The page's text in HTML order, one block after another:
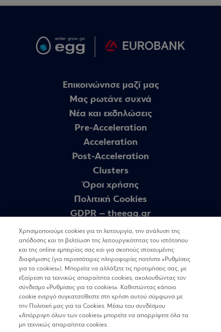
Επικοινώνησε μαζί μας
Μας ρωτάνε συχνά
Nέα και εκδηλώσεις
Pre-Acceleration
Acceleration
Post-Acceleration
Clusters
Όροι χρήσης
Πολιτική Cookies
GDPR – theegg.gr
GDPR – Πρόγραμμα egg
Sitemap
Newsletter
ΕΓΓΡΑΦΗ
Χρησιμοποιούμε cookies για τη λειτουργία, την ανάλυση της
απόδοσης και τη βελτίωση της λειτουργικότητας του ιστότοπου
και της online εμπειρίας σας και για σκοπούς στοχευμένης
διαφήμισης (για περισσότερες πληροφορίες πατήστε «Ρυθμίσεις
για τα cookies»). Μπορείτε να αλλάξετε τις προτιμήσεις σας, με
εξαίρεση τα τεχνικώς απαραίτητα cookies, ακολουθώντας τον
σύνδεσμο «Ρυθμίσεις για τα cookies». Καθιστώντας κάποιο
cookie ενεργό συγκατατίθεστε στη χρήση αυτού σύμφωνα με
την Πολιτική μας για τα Cookies. Μέσω του συνδέσμου
«Απόρριψη όλων των cookies» μπορείτε να απορρίψετε όλα τα
μη τεχνικώς απαραίτητα cookies.